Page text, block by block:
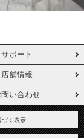
サポート
店舗情報
問い合わせ
づく表示